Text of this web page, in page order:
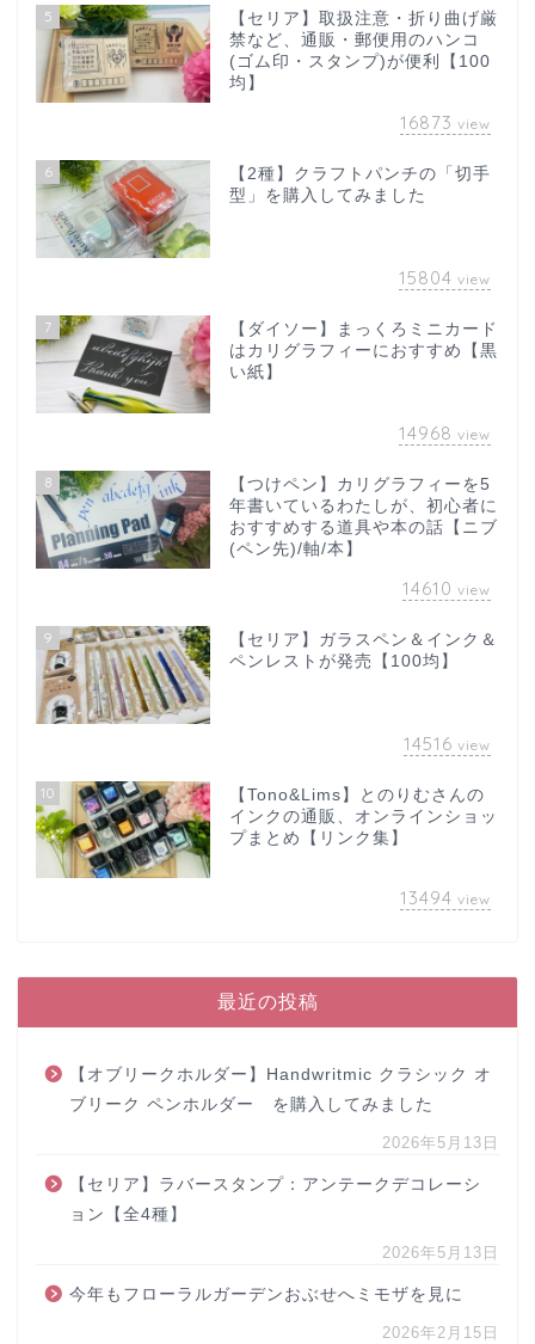
5
【セリア】取扱注意・折り曲げ厳
禁など、通販・郵便用のハンコ
(ゴム印・スタンプ)が便利【100
均】
16873 view
6
【2種】クラフトパンチの「切手
型」を購入してみました
15804 view
7
【ダイソー】まっくろミニカード
はカリグラフィーにおすすめ【黒
い紙】
14968 view
8
【つけペン】カリグラフィーを5
年書いているわたしが、初心者に
おすすめする道具や本の話【ニブ
(ペン先)/軸/本】
14610 view
9
【セリア】ガラスペン＆インク＆
ペンレストが発売【100均】
14516 view
10
【Tono&Lims】とのりむさんの
インクの通販、オンラインショッ
プまとめ【リンク集】
13494 view
最近の投稿
【オブリークホルダー】Handwritmic クラシック オ
ブリーク ペンホルダー を購入してみました
2026年5月13日
【セリア】ラバースタンプ：アンテークデコレーシ
ョン【全4種】
2026年5月13日
今年もフローラルガーデンおぶせへミモザを見に
2026年2月15日